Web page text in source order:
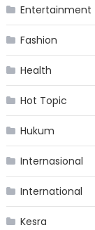
Entertainment
Fashion
Health
Hot Topic
Hukum
Internasional
International
Kesra